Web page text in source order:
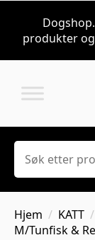
produkter
Søk
Hjem KATT
M/Tunfisk &